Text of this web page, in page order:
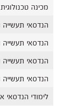
מכינה טכנולוגית
הנדסאי תעשייה
הנדסאי תעשייה
הנדסאי תעשייה
הנדסאי תעשייה
לימודי הנדסאי